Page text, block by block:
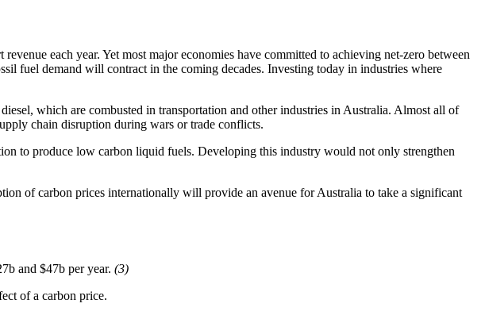
each year. Yet most major economies have committed to achieving net-zero between
fuel demand will contract in the coming decades. Investing today in industries where
which are combusted in transportation and other industries in Australia. Almost all of
to produce low carbon liquid fuels. Developing this industry would not only strengthen
of carbon prices internationally will provide an avenue for Australia to take a significant
(3)​​​​‌ ‍ ​‍​‍‌‍ ‌ ​‍‌‍‍‌‌‍‌ ‌‍‍‌‌‍ ‍​‍​‍​ ‍‍​‍​‍‌ ​ ‌‍​‌‌‍ ‍‌‍‍‌‌ ‌​‌ ‍‌​‍ ‍‌‍‍‌‌‍ ​‍​‍​‍ ​​‍​‍‌‍‍​‌ ​‍‌‍‌‌‌‍‌‍​‍​‍​ ‍‍​‍​‍‌‍‍​‌ ‌​‌ ‌​‌ ​​​ ‍‍​‍ ​‍ ‌‍ ​‌‍ ‌‍​ ‌‍​‌‌‍ ​‌‍‍​‌‍ ‌ ​ ‌ ‌​​ ‍‍​ ​ ​ ​ ​ ​ ​ ​ ​‍ ‌‍‍‌‌‍ ‍‌ ‌​‌‍‌‌‌‍ ‍‌ ‌​​‍ ‌‍‌‌‌‍‌​‌‍‍‌‌ ‌​​‍ ‌‍ ‌‌‍ ‌‍‌​‌‍‌‌​ ‌‌ ​​‌ ​‍‌‍‌‌‌ ​ ‌‍‌‌‌‍ ‍‌ ‌​‌‍​‌‌ ‌​‌‍‍‌‌‍ ‌‍ ‍​ ‍ ‌‍‍‌‌‍‌​​ ‌‌‍‌​​ ‌ ​ ​ ​ ‍​‌‍‌‍​ ‌ ​ ‌‌​ ​‌​‍ ‌‌‍‌​‌‍​‍‌‍​‌‌‍​ ​‍ ‌​ ‌​​ ‌‍​ ‌​​ ​‌​‍ ‌​ ‍‌​ ​‍‌‍​‌‌‍‌‌​‍ ‌‌‍​‌‌‍​ ​ ‌​​ ‌‌​ ‌‍​ ​‍​ ‌​​ ‌​​ ​‍​ ‍​‌‍​‌​ ​‌​ ‍ ‌ ‌​‌ ‍‌‌ ​​‌‍‌‌​ ‌‌ ‌ ‌‍ ‌ ​‍‌‍‍ ​ ‍ ‌ ​​‌‍​‌‌ ‌​‌‍‍​​ ‌‌‍​ ‌‍ ‌‍ ‍‌ ‌​‌‍‌‌‌‍ ‍‌ ‌​​‍‌‌​ ‌‌‌​​‍‌‌ ‌‍‍ ‌‍‌‌‌ ‍‌​‍‌‌​ ​ ‌​‌​​‍‌‌​ ​ ‌​‌​​‍‌‌​ ​‍​ ​‍​ ​​​ ‍‌‌‍‌‍‌‍‌‍‌‍​‍‌‍​ ‌‍​‍​ ​​​ ​‌​ ​ ‌‍​ ​ ‍​​‍‌‌​ ​‍​ ​‍​‍‌‌​ ‌‌‌​‌​​‍ ‍‌‍​ ‌‍‍​‌‍‍‌‌‍ ​‌‍‌​‌ ​‍‌‍‌‌‌‍ ‍​‍‌‌​ ‌‌‌​​‍‌‌ ‌‍‍ ‌‍‌‌‌ ‍‌​‍‌‌​ ​ ‌​‌​​‍‌‌​ ​ ‌​‌​​‍‌‌​ ​‍​ ​‍​ ​‍‌‍‌​‌‍​ ​ ‍​​ ‍‌​ ‌‍​ ‌​​ ‍‌​ ​‍​ ‌‍​ ‌ ​ ​ ​‍‌‌​ ​‍​ ​‍​‍‌‌​ ‌‌‌​‌​​‍ ‍‌ ‌​‌‍‌‌‌ ‍​‌ ‌​​ ‌‍​‍‌‍​‌‌ ​ ‌‍‌‌‌‌‌‌‌ ​‍‌‍ ​​ ‌‌‍‍​‌ ‌​‌ ‌​‌ ​​​‍‌‌​ ​ ‌​​‌​‍‌‌​ ​‍‌​‌‍​‍‌‌​ ​‍‌​‌‍‌‍ ​‌‍ ‌‍​ ‌‍​‌‌‍ ​‌‍‍​‌‍ ‌ ​ ‌ ‌​​‍‌‌​ ​ ‌​​‌​ ​ ​ ​ ​ ​ ​ ​ ​‍‌‍‌‍‍‌‌‍‌​​ ‌‌‍‌​​ ‌ ​ ​ ​ ‍​‌‍‌‍​ ‌ ​ ‌‌​ ​‌​‍ ‌‌‍‌​‌‍​‍‌‍​‌‌‍​ ​‍ ‌​ ‌​​ ‌‍​ ‌​​ ​‌​‍ ‌​ ‍‌​ ​‍‌‍​‌‌‍‌‌​‍ ‌‌‍​‌‌‍​ ​ ‌​​ ‌‌​ ‌‍​ ​‍​ ‌​​ ‌​​ ​‍​ ‍​‌‍​‌​ ​‌​‍‌‍‌ ‌​‌ ‍‌‌ ​​‌‍‌‌​ ‌‌ ‌ ‌‍ ‌ ​‍‌‍‍ ​‍‌‍‌ ​​‌‍​‌‌ ‌​‌‍‍​​ ‌‌‍​ ‌‍ ‌‍ ‍‌ ‌​‌‍‌‌‌‍ ‍‌ ‌​​‍‌‌​ ‌‌‌​​‍‌‌ ‌‍‍ ‌‍‌‌‌ ‍‌​‍‌‌​ ​ ‌​‌​​‍‌‌​ ​ ‌​‌​​‍‌‌​ ​‍​ ​‍​ ​​​ ‍‌‌‍‌‍‌‍‌‍‌‍​‍‌‍​ ‌‍​‍​ ​​​ ​‌​ ​ ‌‍​ ​ ‍​​‍‌‌​ ​‍​ ​‍​‍‌‌​ ‌‌‌​‌​​‍ ‍‌‍​ ‌‍‍​‌‍‍‌‌‍ ​‌‍‌​‌ ​‍‌‍‌‌‌‍ ‍​‍‌‌​ ‌‌‌​​‍‌‌ ‌‍‍ ‌‍‌‌‌ ‍‌​‍‌‌​ ​ ‌​‌​​‍‌‌​ ​ ‌​‌​​‍‌‌​ ​‍​ ​‍​ ​‍‌‍‌​‌‍​ ​ ‍​​ ‍‌​ ‌‍​ ‌​​ ‍‌​ ​‍​ ‌‍​ ‌ ​ ​ ​‍‌‌​ ​‍​ ​‍​‍‌‌​ ‌‌‌​‌​​‍ ‍‌ ‌​‌‍‌‌‌ ‍​‌ ‌​​‍‌‍‌ ​​‌‍‌‌‌ ​‍‌ ​ ‌ ​​‌‍‌‌‌‍​ ‌ ‌​‌‍‍‌‌ ‌‍‌‍‌‌​ ‌‌ ​​‌ ‌‌‌‍​‍‌‍ ​‌‍‍‌‌ ​ ‌‍‍​‌‍‌‌‌‍‌​​‍​‍‌ ‌